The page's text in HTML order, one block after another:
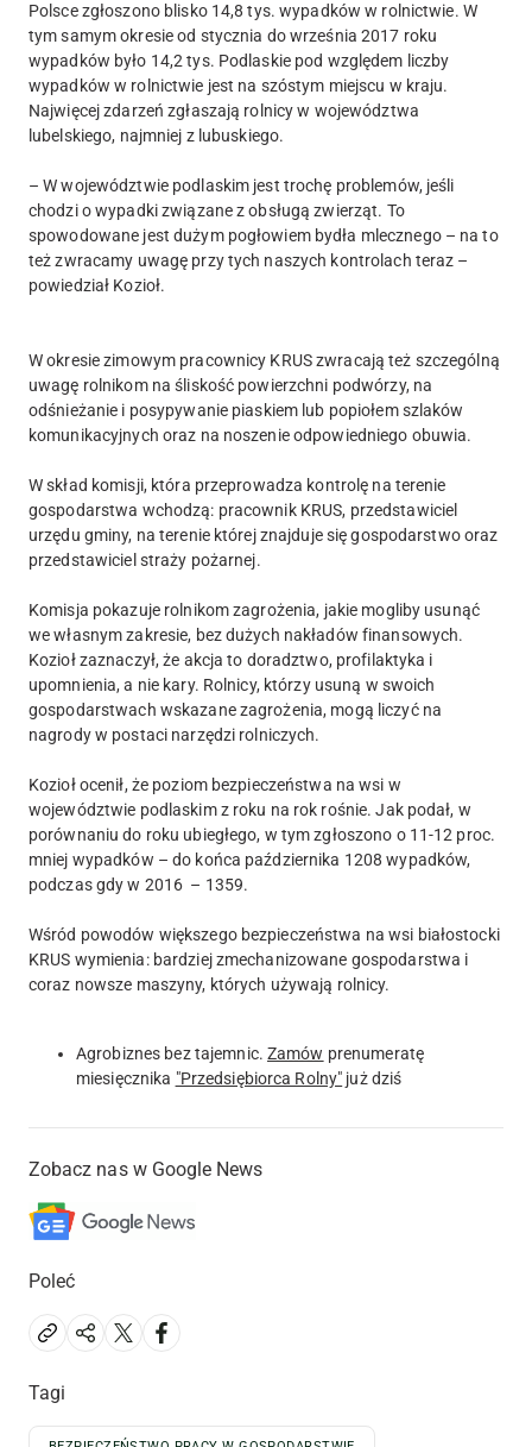
Polsce zgłoszono blisko 14,8 tys. wypadków w rolnictwie. W
tym samym okresie od stycznia do września 2017 roku
wypadków było 14,2 tys. Podlaskie pod względem liczby
wypadków w rolnictwie jest na szóstym miejscu w kraju.
Najwięcej zdarzeń zgłaszają rolnicy w województwa
lubelskiego, najmniej z lubuskiego.
– W województwie podlaskim jest trochę problemów, jeśli
chodzi o wypadki związane z obsługą zwierząt. To
spowodowane jest dużym pogłowiem bydła mlecznego – na to
też zwracamy uwagę przy tych naszych kontrolach teraz –
powiedział Kozioł.
W okresie zimowym pracownicy KRUS zwracają też szczególną
uwagę rolnikom na śliskość powierzchni podwórzy, na
odśnieżanie i posypywanie piaskiem lub popiołem szlaków
komunikacyjnych oraz na noszenie odpowiedniego obuwia.
W skład komisji, która przeprowadza kontrolę na terenie
gospodarstwa wchodzą: pracownik KRUS, przedstawiciel
urzędu gminy, na terenie której znajduje się gospodarstwo oraz
przedstawiciel straży pożarnej.
Komisja pokazuje rolnikom zagrożenia, jakie mogliby usunąć
we własnym zakresie, bez dużych nakładów finansowych.
Kozioł zaznaczył, że akcja to doradztwo, profilaktyka i
upomnienia, a nie kary. Rolnicy, którzy usuną w swoich
gospodarstwach wskazane zagrożenia, mogą liczyć na
nagrody w postaci narzędzi rolniczych.
Kozioł ocenił, że poziom bezpieczeństwa na wsi w
województwie podlaskim z roku na rok rośnie. Jak podał, w
porównaniu do roku ubiegłego, w tym zgłoszono o 11-12 proc.
mniej wypadków – do końca października 1208 wypadków,
podczas gdy w 2016 – 1359.
Wśród powodów większego bezpieczeństwa na wsi białostocki
KRUS wymienia: bardziej zmechanizowane gospodarstwa i
coraz nowsze maszyny, których używają rolnicy.
Agrobiznes bez tajemnic. Zamów prenumeratę
miesięcznika "Przedsiębiorca Rolny" już dziś
Zobacz nas w Google News
Poleć
Tagi